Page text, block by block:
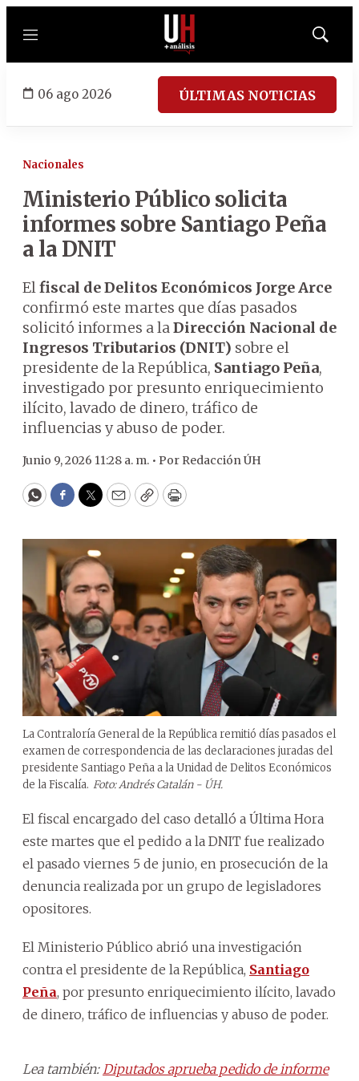
Menú
Mostrar
06 ago 2026 ÚLTIMAS NOTICIAS
Nacionales
Ministerio Público solicita
informes sobre Santiago Peña
a la DNIT
Elfiscal de Delitos Económicos Jorge Arce
confirmó este martes que días pasados
solicitó informes a laDirección Nacional de
Ingresos Tributarios (DNIT) sobre el
presidente de la República, Santiago Peña,
investigado por presunto enriquecimiento
ilícito, lavado de dinero, tráfico de
influencias y abuso de poder.
Junio 9, 2026 11:28 a. m. • Por Redacción ÚH
WhatsApp
Facebook
Twitter
EmailCopyPrint
La Contraloría General de la República remitió días pasados el
examen de correspondencia de las declaraciones juradas del
presidente Santiago Peña a la Unidad de Delitos Económicos
de la Fiscalía. Foto: Andrés Catalán - ÚH.
El fiscal encargado del caso detalló a Última Hora
este martes que el pedido a la DNIT fue realizado
el pasado viernes 5 de junio, en prosecución de la
denuncia realizada por un grupo de legisladores
opositores.
El Ministerio Público abrió una investigación
contra el presidente de la República, Santiago
Peña, por presunto enriquecimiento ilícito, lavado
de dinero, tráfico de influencias y abuso de poder.
Lea también: Diputados aprueba pedido de informe